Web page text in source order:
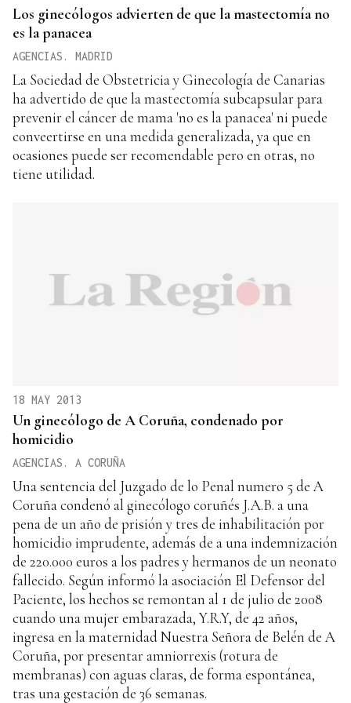
Los ginecólogos advierten de que la mastectomía no
es la panacea
AGENCIAS. MADRID
La Sociedad de Obstetricia y Ginecología de Canarias
ha advertido de que la mastectomía subcapsular para
prevenir el cáncer de mama 'no es la panacea' ni puede
conveertirse en una medida generalizada, ya que en
ocasiones puede ser recomendable pero en otras, no
tiene utilidad.
18 MAY 2013
Un ginecólogo de A Coruña, condenado por
homicidio
AGENCIAS. A CORUÑA
Una sentencia del Juzgado de lo Penal numero 5 de A
Coruña condenó al ginecólogo coruñés J.A.B. a una
pena de un año de prisión y tres de inhabilitación por
homicidio imprudente, además de a una indemnización
de 220.000 euros a los padres y hermanos de un neonato
fallecido. Según informó la asociación El Defensor del
Paciente, los hechos se remontan al 1 de julio de 2008
cuando una mujer embarazada, Y.R.Y, de 42 años,
ingresa en la maternidad Nuestra Señora de Belén de A
Coruña, por presentar amniorrexis (rotura de
membranas) con aguas claras, de forma espontánea,
tras una gestación de 36 semanas.